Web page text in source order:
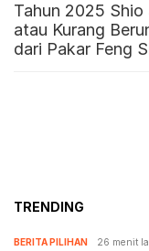
Tahun 2025
atau Kurang
dari Pakar Feng
TRENDING
BERITA PILIHAN 26 menit